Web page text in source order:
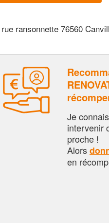
ransonnette 76560
Je
intervenir
proche !
Alors
en